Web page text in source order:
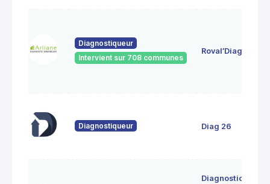
Diagnostiqueur
Intervient sur 708 communes
Roval’Diag
Diagnostiqueur Diag 26
Diagnostic